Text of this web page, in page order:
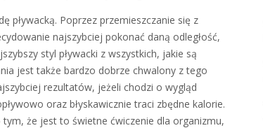
pływacką. Poprzez przemieszczanie się z
najszybciej pokonać daną odległość,
styl pływacki z wszystkich, jakie są
jest także bardzo dobrze chwalony z tego
rezultatów, jeżeli chodzi o wygląd
oraz błyskawicznie traci zbędne kalorie.
że jest to świetne ćwiczenie dla organizmu,